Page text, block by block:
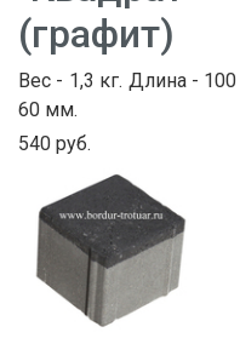
(графит)
Вес - 1,3 кг. Длина -
60 мм.
540 руб.